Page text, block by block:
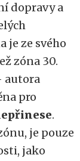
dopravy a
je ze svého
zóna 30.
autora
pro
.
je pouze
jako